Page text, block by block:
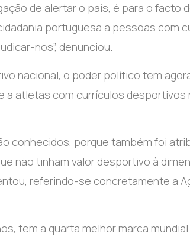
de alertar o país, é para o facto
portuguesa a pessoas com
nos”, denunciou.
nacional, o poder político tem
a atletas com currículos
conhecidos, porque também foi
não tinham valor desportivo à
referindo-se concretamente a
tem a quarta melhor marca